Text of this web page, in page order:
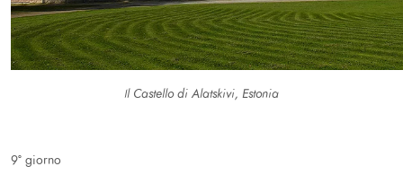
Il Castello di Alatskivi, Estonia
9° giorno